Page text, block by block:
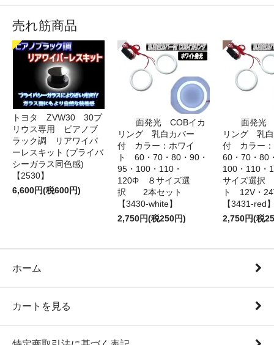
売れ筋商品
トヨタ ZVW30 30プ
リウス専用 ピアノブ
ラック調 リアワイパ
ーレスキット (プライバ
シーガラス同色感)
【2530】
6,600円(税600円)
面発光 COBイカ
リング 乳白カバー
付 カラー：ホワイ
ト 60・70・80・90・
95・100・110・
120Φ ８サイズ選
択 2本セット
【3430-white】
2,750円(税250円)
面発光
リング 乳
付 カラー
60・70・80
100・110
サイズ選
ト 12V・
【3431-red
2,750円(税
ホーム
カートを見る